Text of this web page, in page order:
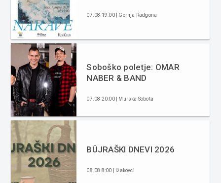
07.08 19:00 | Gornja Radgona
Soboško poletje: OMAR
NABER & BAND
07.08 20:00 | Murska Sobota
BÜJRAŠKI DNEVI 2026
08.08 8:00 | Ižakovci